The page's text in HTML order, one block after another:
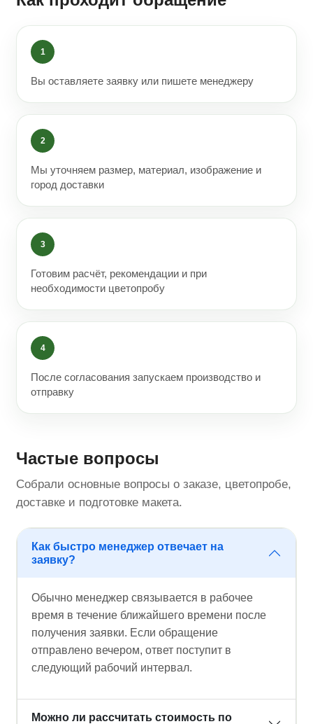
1
Вы оставляете заявку или пишете менеджеру
2
Мы уточняем размер, материал, изображение и
город доставки
3
Готовим расчёт, рекомендации и при
необходимости цветопробу
4
После согласования запускаем производство и
отправку
Частые вопросы
Собрали основные вопросы о заказе, цветопробе,
доставке и подготовке макета.
Как быстро менеджер отвечает на
заявку?
Обычно менеджер связывается в рабочее
время в течение ближайшего времени после
получения заявки. Если обращение
отправлено вечером, ответ поступит в
следующий рабочий интервал.
Можно ли рассчитать стоимость по